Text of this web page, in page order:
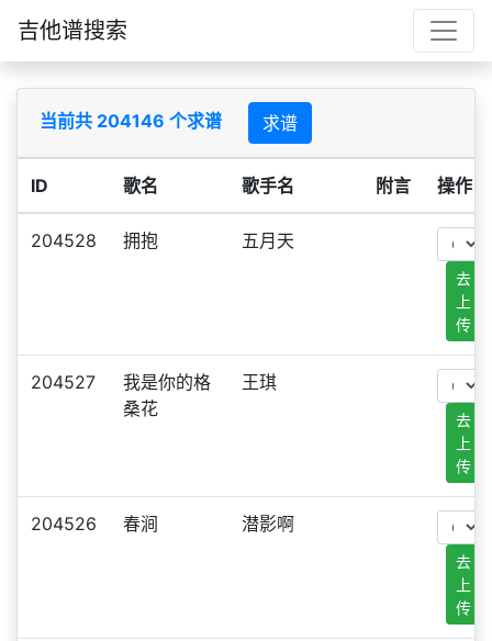
吉他谱搜索
当前共 204146 个求谱 求谱
ID 歌名 歌手名 附言 操作
204528 拥抱 五月天
去
上
传
204527
我是你的格
桑花
王琪
去
上
传
204526 春涧 潜影啊
去
上
传